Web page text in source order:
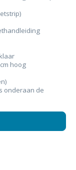
hoog
onderaan de